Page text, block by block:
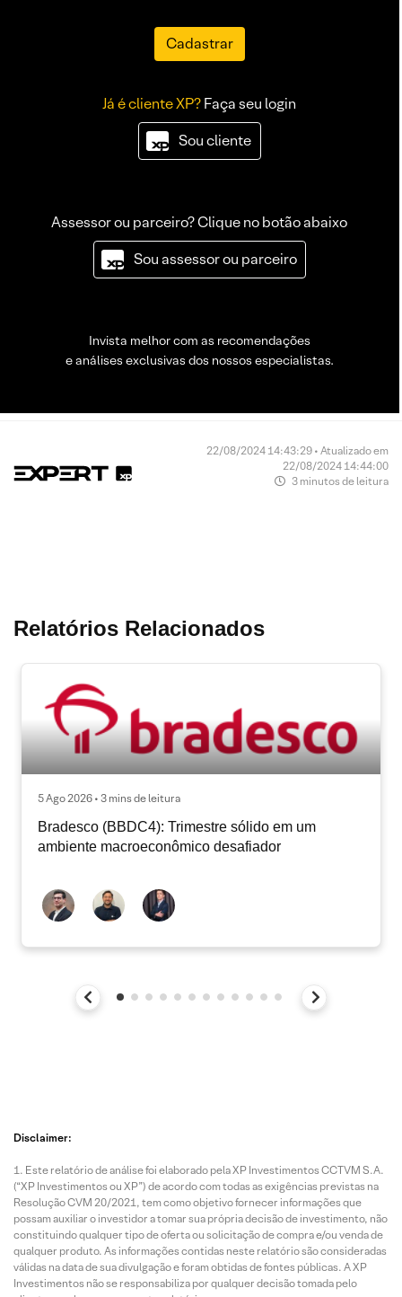
Cadastrar
Já é cliente XP?Faça seu login
Sou cliente
Assessor ou parceiro? Clique no botão abaixo
Sou assessor ou parceiro
Invista melhor com as recomendações
e análises exclusivas dos nossos especialistas.
22/08/2024 14:43:29 • Atualizado em
22/08/2024 14:44:00
3 minutos de leitura
Relatórios Relacionados
5 Ago 2026 • 3 mins de leitura
Bradesco (BBDC4): Trimestre sólido em um
ambiente macroeconômico desafiador
Disclaimer:
Este relatório de análise foi elaborado pela XP Investimentos CCTVM S.A.
(“XP Investimentos ou XP”) de acordo com todas as exigências previstas na
Resolução CVM 20/2021, tem como objetivo fornecer informações que
possam auxiliar o investidor a tomar sua própria decisão de investimento, não
constituindo qualquer tipo de oferta ou solicitação de compra e/ou venda de
qualquer produto. As informações contidas neste relatório são consideradas
válidas na data de sua divulgação e foram obtidas de fontes públicas. A XP
Investimentos não se responsabiliza por qualquer decisão tomada pelo